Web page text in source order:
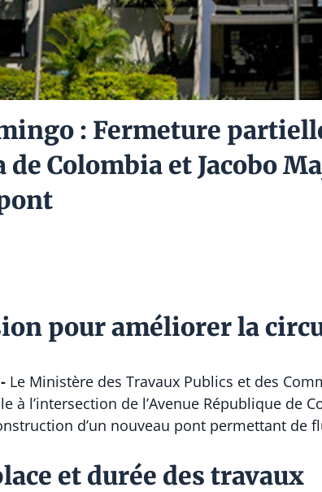
: Fermeture
de Colombia et Jacobo
pour améliorer la
Le Ministère des Travaux Publics et des
à l’intersection de l’Avenue République de
d’un nouveau pont permettant de
et durée des travaux